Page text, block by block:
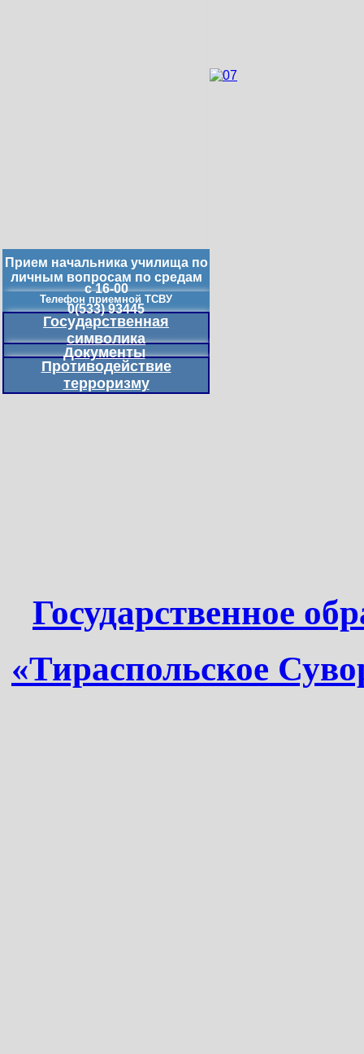
Прием начальника училища по
личным вопросам по средам
с 16-00
Телефон приемной ТСВУ
0(533) 93445
Государственная
символика
Документы
Противодействие
терроризму
Государственное
«Тираспольское